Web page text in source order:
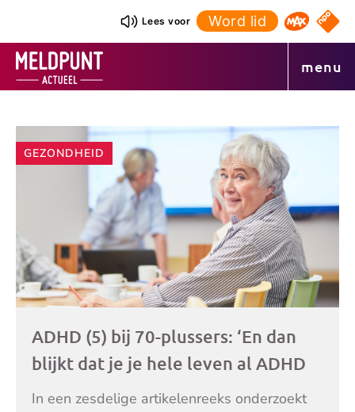
inhoud
Lees voor Word lid Omroep
NPO
menu
Andere
artikelen
GEZONDHEID
ADHD (5) bij 70-plussers: ‘En dan
blijkt dat je je hele leven al ADHD
hebt’
In een zesdelige artikelenreeks onderzoekt